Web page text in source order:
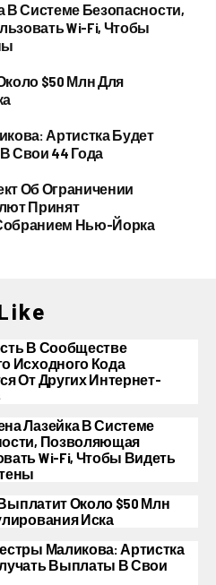
В Системе Безопасности,
Wi-Fi, Чтобы
$50 Млн Для
Артистка Будет
Свои 44 Года
Об Ограничении
Принят
Нью-Йорка
В Сообществе
Исходного Кода
От Других Интернет-
Лазейка В Системе
Позволяющая
Wi-Fi, Чтобы Видеть
Около $50 Млн
Иска
Маликова: Артистка
Выплаты В Свои